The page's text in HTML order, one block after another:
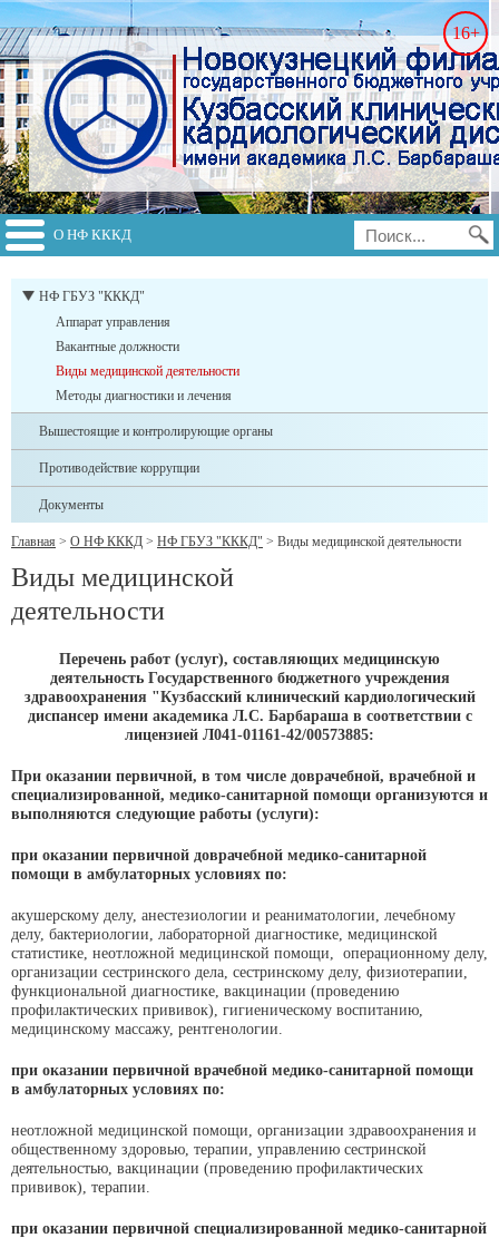
О НФ КККД
НФ ГБУЗ "КККД"
Аппарат управления
Вакантные должности
Виды медицинской деятельности
Методы диагностики и лечения
Вышестоящие и контролирующие органы
Противодействие коррупции
Документы
Главная > О НФ КККД > НФ ГБУЗ "КККД" > Виды медицинской деятельности
Виды медицинской
деятельности
Перечень работ (услуг), составляющих медицинскую
деятельность Государственного бюджетного учреждения
здравоохранения "Кузбасский клинический кардиологический
диспансер имени академика Л.С. Барбараша в соответствии с
лицензией Л041-01161-42/00573885:
При оказании первичной, в том числе доврачебной, врачебной и
специализированной, медико-санитарной помощи организуются и
выполняются следующие работы (услуги):
при оказании первичной доврачебной медико-санитарной
помощи в амбулаторных условиях по:
акушерскому делу, анестезиологии и реаниматологии, лечебному
делу, бактериологии, лабораторной диагностике, медицинской
статистике, неотложной медицинской помощи, операционному делу,
организации сестринского дела, сестринскому делу, физиотерапии,
функциональной диагностике, вакцинации (проведению
профилактических прививок), гигиеническому воспитанию,
медицинскому массажу, рентгенологии.
при оказании первичной врачебной медико-санитарной помощи
в амбулаторных условиях по:
неотложной медицинской помощи, организации здравоохранения и
общественному здоровью, терапии, управлению сестринской
деятельностью, вакцинации (проведению профилактических
прививок), терапии.
при оказании первичной специализированной медико-санитарной
16+